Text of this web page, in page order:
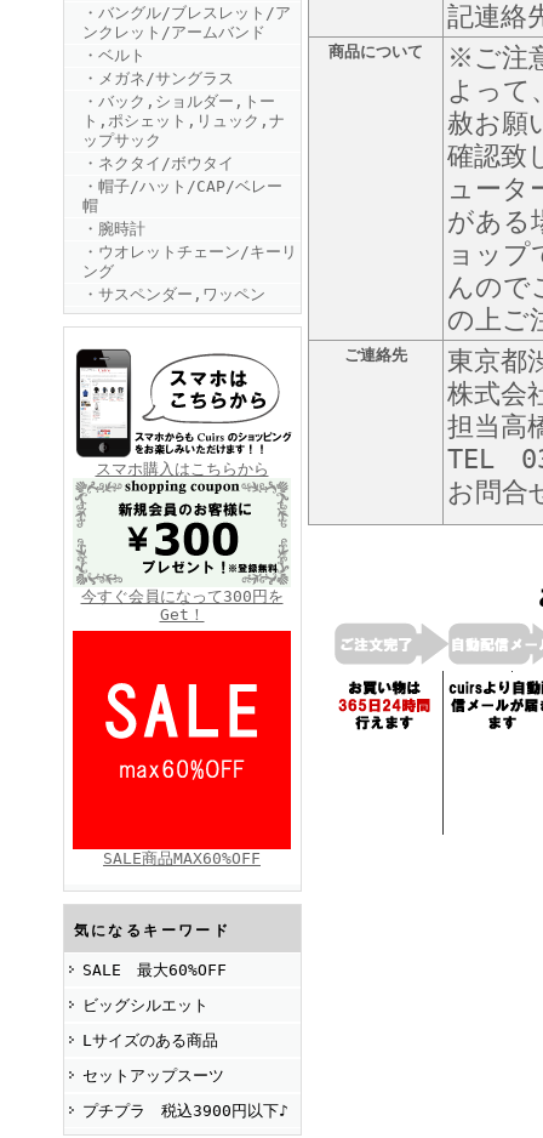
FINEBOYS2025年7月号
FINEBOYS2025年6月号
FINEBOYS2025年5月号
FINEBOYS2025年4月号
・バングル/ブレスレット/ア
ンクレット/アームバンド
・ベルト
・メガネ/サングラス
・バック,ショルダー,トー
ト,ポシェット,リュック,ナ
ップサック
・ネクタイ/ボウタイ
・帽子/ハット/CAP/ベレー
帽
・腕時計
・ウオレットチェーン/キーリ
ング
・サスペンダー,ワッペン
スマホ購入はこちらから
今すぐ会員になって300円を
Get！
SALE商品MAX60%OFF
気になるキーワード
SALE 最大60%OFF
ビッグシルエット
Lサイズのある商品
セットアップスーツ
プチプラ 税込3900円以下♪
記連絡
商品について
※ご注
よって
赦お願
確認致
ュータ
がある
ョップ
んので
の上ご
ご連絡先
東京都
株式会
担当高
TEL
お問合